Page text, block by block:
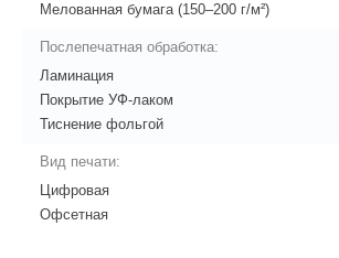
Мелованная бумага (150–200 г/м²)
Послепечатная обработка:
Ламинация
Покрытие УФ-лаком
Тиснение фольгой
Вид печати:
Цифровая
Офсетная